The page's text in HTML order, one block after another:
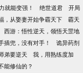
就能变强！ 绝世道君
开局
，从娶妻开始争霸天下
霸天
西游：悟性逆天，领悟天罡地
插兜，没有对手！
诡异药剂
弟要逆天
我，用熟练度加
能修仙的？